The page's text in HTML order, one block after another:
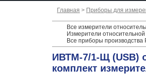
Главная > Приборы для
Все измерители
Измерители
Все приборы производства
ИВТМ-7/1-Щ (USB)
комплект